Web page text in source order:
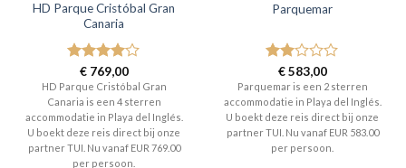
HD Parque Cristóbal Gran
Canaria
Gewaardeerd
4uit 5
€769,00
HD Parque Cristóbal Gran
Canaria is een 4 sterren
accommodatie in Playa del Inglés.
U boekt deze reis direct bij onze
partner TUI. Nu vanaf EUR 769.00
per persoon.
Parquemar
Gewaardeerd
2uit
5
€583,00
Parquemar is een 2 sterren
accommodatie in Playa del Inglés.
U boekt deze reis direct bij onze
partner TUI. Nu vanaf EUR 583.00
per persoon.